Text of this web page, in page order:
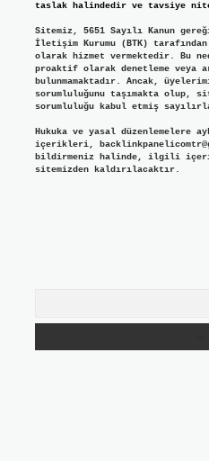
taslak halindedir ve tavsiye
Sitemiz, 5651 Sayılı Kanun
İletişim Kurumu (BTK)
olarak hizmet vermektedir. Bu
proaktif olarak denetleme veya
bulunmamaktadır. Ancak,
sorumluluğunu taşımakta olup,
sorumluluğu kabul etmiş
Hukuka ve yasal düzenlemelere
içerikleri,
bildirmeniz halinde, ilgili
sitemizden kaldırılacaktır.